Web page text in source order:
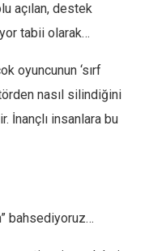
açılan, destek
tabii olarak…
oyuncunun ‘sırf
nasıl silindiğini
İnançlı insanlara bu
bahsediyoruz…